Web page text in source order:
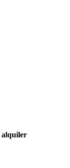
alquiler